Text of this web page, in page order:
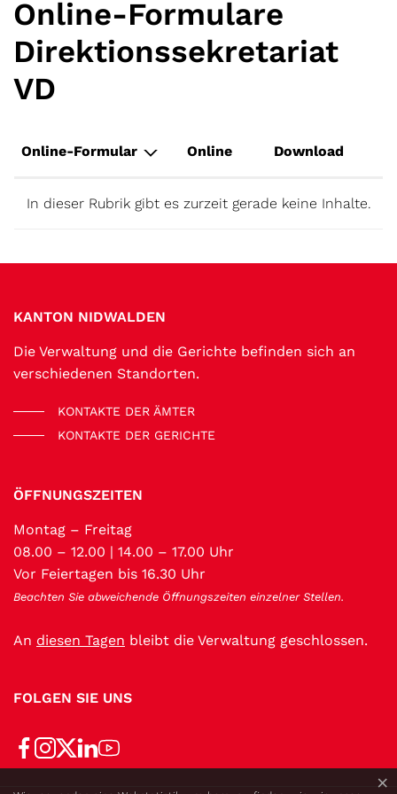
Online-Formulare
Direktionssekretariat
VD
Online-Formular Online Download
In dieser Rubrik gibt es zurzeit gerade keine Inhalte.
KANTON NIDWALDEN
Die Verwaltung und die Gerichte befinden sich an
verschiedenen Standorten.
KONTAKTE DER ÄMTER
KONTAKTE DER GERICHTE
ÖFFNUNGSZEITEN
Montag – Freitag
08.00 – 12.00 | 14.00 – 17.00 Uhr
Vor Feiertagen bis 16.30 Uhr
Beachten Sie abweichende Öffnungszeiten einzelner Stellen.
An diesen Tagen bleibt die Verwaltung geschlossen.
FOLGEN SIE UNS
×